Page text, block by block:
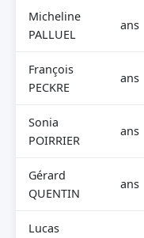
Micheline
PALLUEL
ans
François
PECKRE
ans
Sonia
POIRRIER
ans
Gérard
QUENTIN
ans
Lucas